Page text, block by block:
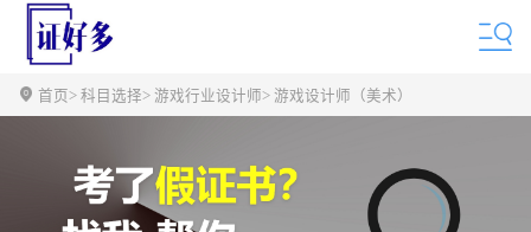
首页> 科目选择> 游戏行业设计师> 游戏设计师（美术）